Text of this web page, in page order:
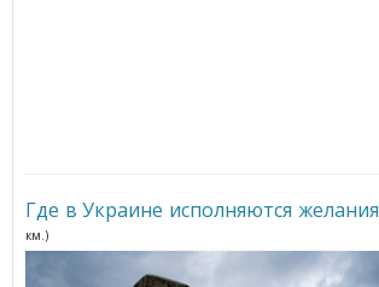
Где в Украине исполняются желания
км.)